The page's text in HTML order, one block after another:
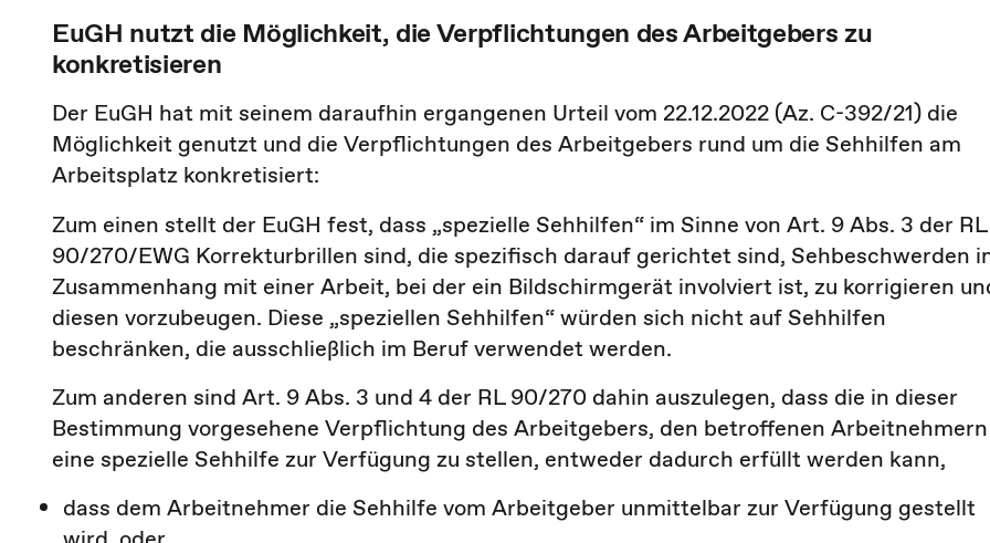
EuGH nutzt die Möglichkeit, die Verpflichtungen des Arbeitgebers zu
konkretisieren
Der EuGH hat mit seinem daraufhin ergangenen Urteil vom 22.12.2022 (Az. C-392/21) die
Möglichkeit genutzt und die Verpflichtungen des Arbeitgebers rund um die Sehhilfen am
Arbeitsplatz konkretisiert:
Zum einen stellt der EuGH fest, dass „spezielle Sehhilfen“ im Sinne von Art. 9 Abs. 3 der RL
90/270/EWG Korrekturbrillen sind, die spezifisch darauf gerichtet sind, Sehbeschwerden
Zusammenhang mit einer Arbeit, bei der ein Bildschirmgerät involviert ist, zu korrigieren
diesen vorzubeugen. Diese „speziellen Sehhilfen“ würden sich nicht auf Sehhilfen
beschränken, die ausschließlich im Beruf verwendet werden.
Zum anderen sind Art. 9 Abs. 3 und 4 der RL 90/270 dahin auszulegen, dass die in dieser
Bestimmung vorgesehene Verpflichtung des Arbeitgebers, den betroffenen Arbeitnehmern
eine spezielle Sehhilfe zur Verfügung zu stellen, entweder dadurch erfüllt werden kann,
dass dem Arbeitnehmer die Sehhilfe vom Arbeitgeber unmittelbar zur Verfügung gestellt